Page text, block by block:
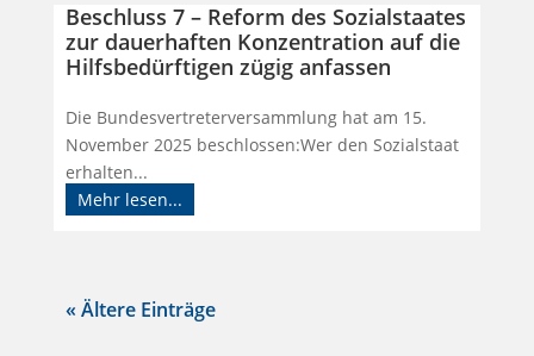
Beschluss 7 – Reform des Sozialstaates
zur dauerhaften Konzentration auf die
Hilfsbedürftigen zügig anfassen
Die Bundesvertreterversammlung hat am 15.
November 2025 beschlossen:Wer den Sozialstaat
erhalten...
Mehr lesen...
« Ältere Einträge